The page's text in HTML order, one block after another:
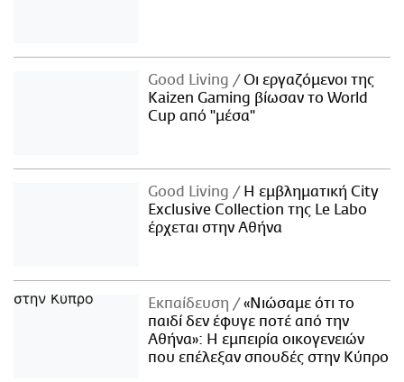
Good Living
Οι εργαζόμενοι της
Kaizen Gaming βίωσαν το World
Cup από "μέσα"
Good Living
Η εμβληματική City
Exclusive Collection της Le Labo
έρχεται στην Αθήνα
Εκπαίδευση
«Νιώσαμε ότι το
παιδί δεν έφυγε ποτέ από την
Αθήνα»: Η εμπειρία οικογενειών
που επέλεξαν σπουδές στην Κύπρο